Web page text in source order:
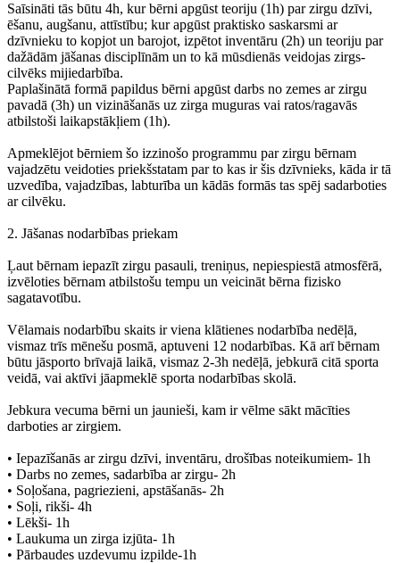
Saīsināti tās būtu 4h, kur bērni apgūst teoriju (1h) par zirgu dzīvi,
ēšanu, augšanu, attīstību; kur apgūst praktisko saskarsmi ar
dzīvnieku to kopjot un barojot, izpētot inventāru (2h) un teoriju par
dažādām jāšanas disciplīnām un to kā mūsdienās veidojas zirgs-
cilvēks mijiedarbība.
Paplašinātā formā papildus bērni apgūst darbs no zemes ar zirgu
pavadā (3h) un vizināšanās uz zirga muguras vai ratos/ragavās
atbilstoši laikapstākļiem (1h).
Apmeklējot bērniem šo izzinošo programmu par zirgu bērnam
vajadzētu veidoties priekšstatam par to kas ir šis dzīvnieks, kāda ir tā
uzvedība, vajadzības, labturība un kādās formās tas spēj sadarboties
ar cilvēku.
2. Jāšanas nodarbības priekam
Ļaut bērnam iepazīt zirgu pasauli, treniņus, nepiespiestā atmosfērā,
izvēloties bērnam atbilstošu tempu un veicināt bērna fizisko
sagatavotību.
Vēlamais nodarbību skaits ir viena klātienes nodarbība nedēļā,
vismaz trīs mēnešu posmā, aptuveni 12 nodarbības. Kā arī bērnam
būtu jāsporto brīvajā laikā, vismaz 2-3h nedēļā, jebkurā citā sporta
veidā, vai aktīvi jāapmeklē sporta nodarbības skolā.
Jebkura vecuma bērni un jaunieši, kam ir vēlme sākt mācīties
darboties ar zirgiem.
• Iepazīšanās ar zirgu dzīvi, inventāru, drošības noteikumiem- 1h
• Darbs no zemes, sadarbība ar zirgu- 2h
• Soļošana, pagriezieni, apstāšanās- 2h
• Soļi, rikši- 4h
• Lēkši- 1h
• Laukuma un zirga izjūta- 1h
• Pārbaudes uzdevumu izpilde-1h